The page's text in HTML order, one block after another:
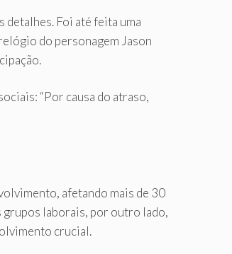
Foi até feita uma
do personagem Jason
“Por causa do atraso,
afetando mais de 30
grupos laborais, por outro lado,
crucial.